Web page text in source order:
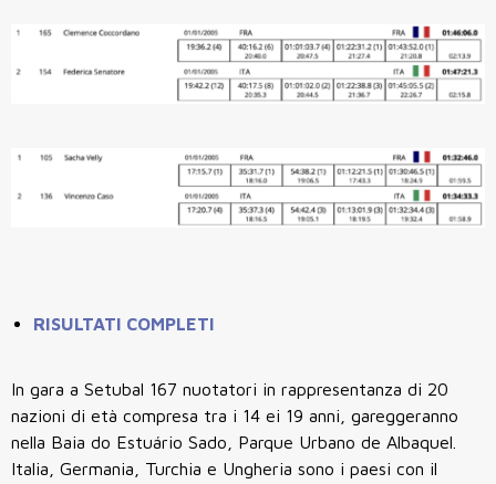
RISULTATI COMPLETI
In gara a Setubal 167 nuotatori in rappresentanza di 20
nazioni di età compresa tra i 14 ei 19 anni, gareggeranno
nella Baia do Estuário Sado, Parque Urbano de Albaquel.
Italia, Germania, Turchia e Ungheria sono i paesi con il